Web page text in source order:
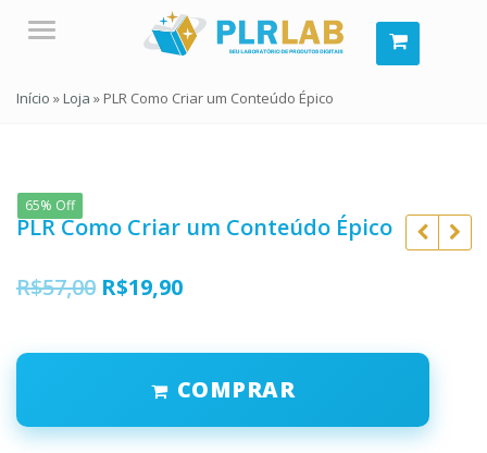
Menu
Início »Loja » PLR Como Criar um Conteúdo Épico
65% Off
PLR Como Criar um Conteúdo Épico
R$19,90
R$57,00 O
original
R$57,00.
R$19,90O
atual
é:
R$19,90.
COMPRAR